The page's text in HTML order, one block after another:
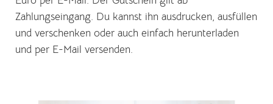
Zahlungseingang. Du kannst ihn ausdrucken, ausfüllen
und verschenken oder auch einfach herunterladen
und per E-Mail versenden.